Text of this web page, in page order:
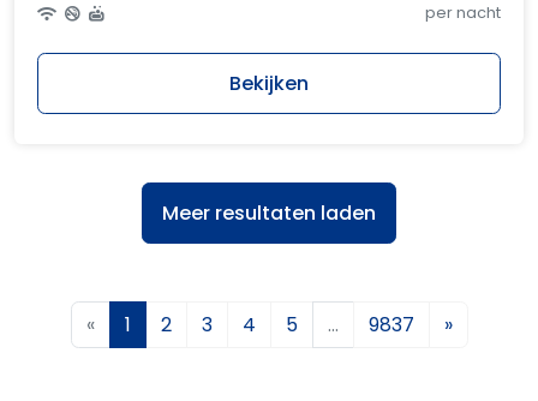
per nacht
Bekijken
Meer resultaten laden
« 1 2 3 4 5 … 9837 »